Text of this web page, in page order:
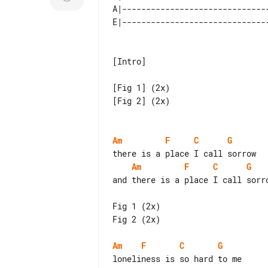
[Intro]
[Fig 1] (2x)
[Fig 2] (2x)
Am F C
G
Am
F C
G
and there is a place I call
Fig 1 (2x)
Fig 2 (2x)
Am F C
G